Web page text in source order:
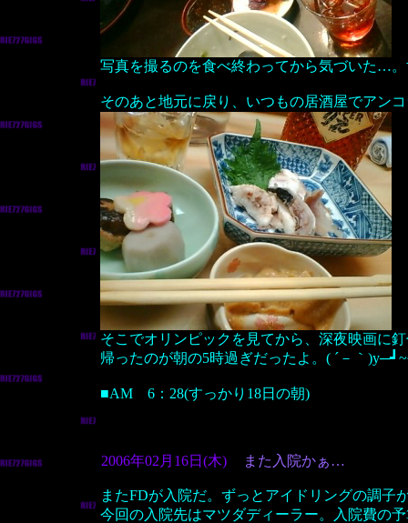
写真を撮るのを食べ終わってから気づいた…
そのあと地元に戻り、いつもの居酒屋でアン
そこでオリンピックを見てから、深夜映画に
帰ったのが朝の5時過ぎだったよ。( ´－｀
■AM 6：28(すっかり18日の朝)
2006年02月16日(木) また入院かぁ…
またFDが入院だ。ずっとアイドリングの調子
今回の入院先はマツダディーラー。入院費の